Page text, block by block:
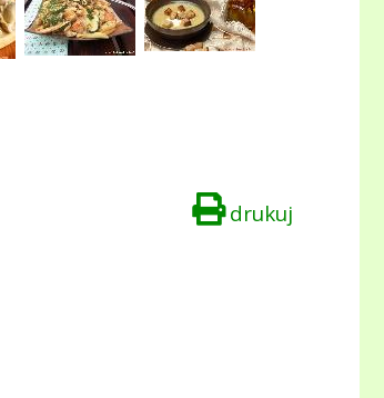
drukuj